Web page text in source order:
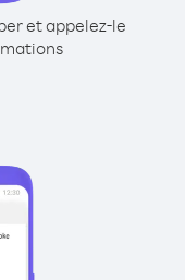
et appelez-le